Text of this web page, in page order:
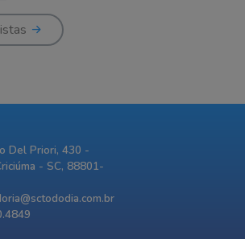
Del Priori, 430 -
- SC, 88801-